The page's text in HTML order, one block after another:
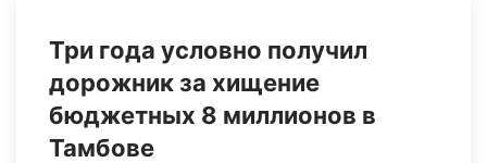
Три года условно получил
дорожник за хищение
бюджетных 8 миллионов в
Тамбове